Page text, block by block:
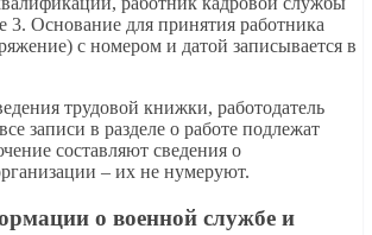
3. Основание для принятия работника
с номером и датой записывается в
трудовой книжки, работодатель
записи в разделе о работе подлежат
составляют сведения о
– их не нумеруют.
о военной службе и